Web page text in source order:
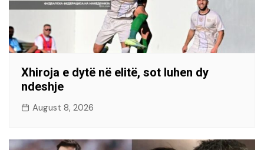
Xhiroja e dytë në elitë, sot luhen dy
ndeshje
August 8, 2026